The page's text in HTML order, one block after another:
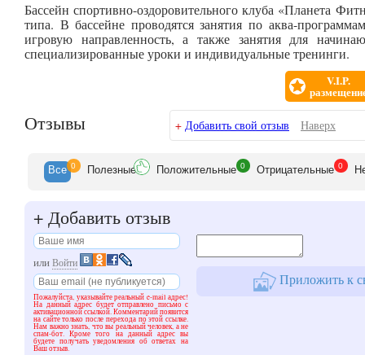
Бассейн спортивно-оздоровительного клуба «Планета
типа. В бассейне проводятся занятия по аква-
игровую направленность, а также занятия для
специализированные уроки и индивидуальные тренинги.
V.I.P.
Отзывы + Добавить свой отзыв Наверх
Все 0 Полезные Положительные 0 Отрицательные 0
+ Добавить отзыв
илиВойти
Пожалуйста, указывайте реальный e-mail адрес!
На данный адрес будет отправлено письмо с
активационной ссылкой. Комментарий появится
на сайте только после перехода по этой ссылке.
Нам важно знать, что вы реальный человек, а не
спам-бот. Кроме того на данный адрес вы
будете получать уведомления об ответах на
Ваш отзыв.
Приложить к